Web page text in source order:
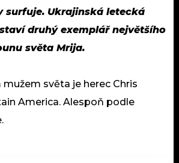
surfuje. Ukrajinská letecká
druhý exemplář největšího
světa Mrija.
světa je herec Chris
America. Alespoň podle